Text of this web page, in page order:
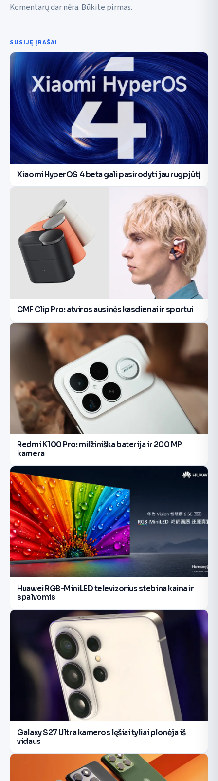
Komentarų dar nėra. Būkite pirmas.
SUSIJĘ ĮRAŠAI
Xiaomi HyperOS 4 beta gali pasirodyti jau rugpjūtį
CMF Clip Pro: atviros ausinės kasdienai ir sportui
Redmi K100 Pro: milžiniška baterija ir 200 MP
kamera
Huawei RGB-MiniLED televizorius stebina kaina ir
spalvomis
Galaxy S27 Ultra kameros lęšiai tyliai plonėja iš
vidaus